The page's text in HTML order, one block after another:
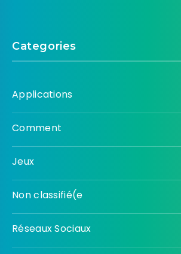
Categories
Applications
Comment
Jeux
Non classifié(e
Réseaux Sociaux